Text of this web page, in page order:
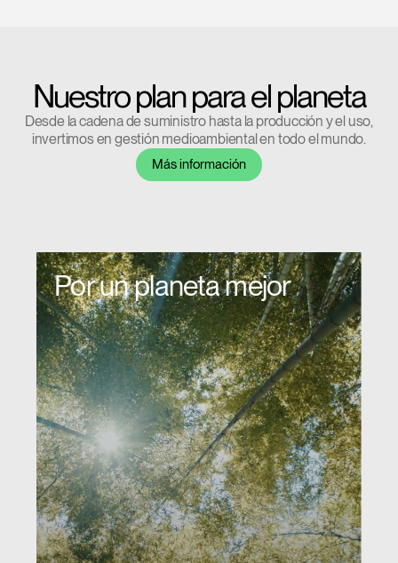
Nuestro plan para el planeta
Desde la cadena de suministro hasta la producción y el uso,
invertimos en gestión medioambiental en todo el mundo.
Más información
Por un planeta mejor